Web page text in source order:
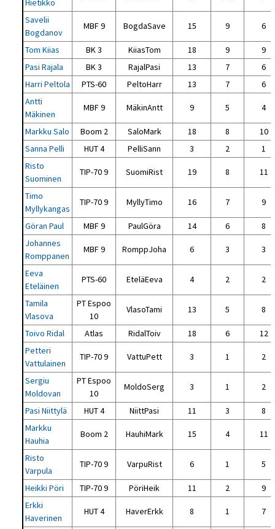
Hietikko
Savelii
Bogdanov
MBF 9 BogdaSave 15 9 6
Tom Kiias BK 3 KiiasTom 18 9
9
Pasi Rajala
BK 3 RajalPasi 13 7
6
Harri Peltola
PTS-60 PeltoHarr 13 7
6
Antti
Mäkinen
MBF 9 MäkinAntt 9 5 4
Markku Salo Boom 2 SaloMark 18 8
10
Sanna Pelli
HUT 4 PelliSann 3 2
1
Risto
Suominen
TIP-70 9 SuomiRist 19 8 11
Timo
Myllykangas
TIP-70 9 MyllyTimo 16 7 9
Göran Paul MBF 9 PaulGöra 14 6
8
Johannes
Romppanen
MBF 9 RomppJoha 6 3 3
Eeva
Eteläinen
PTS-60 EteläEeva 4 2 2
Tamila
Vlasova
PT Espoo
10
VlasoTami 13 5 8
Toivo Ridal Atlas RidalToiv 18 6
12
Petteri
Vattulainen
TIP-70 9 VattuPett 3 1 2
Sergiu
Moldovan
PT Espoo
10
MoldoSerg 3 1 2
Pasi Niittylä HUT 4 NiittPasi 11 3
8
Markku
Hauhia
Boom 2 HauhiMark 15 4 11
Risto
Varpula
TIP-70 9 VarpuRist 6 1 5
Heikki Pöri TIP-70 9 PöriHeik 11 2
9
Erkki
Haverinen
HUT 4 HaverErkk 8 1 7